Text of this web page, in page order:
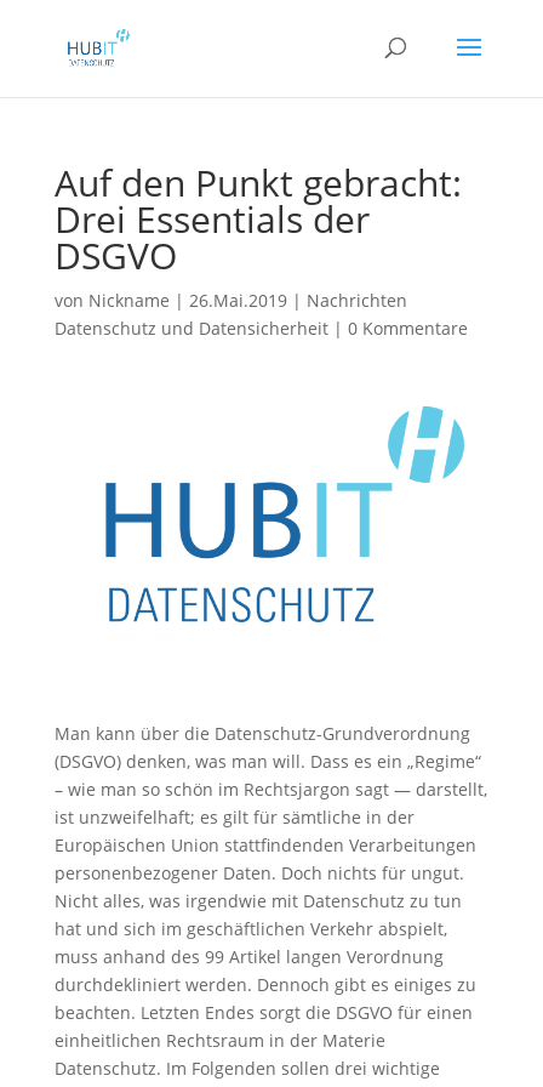
Auf den Punkt gebracht:
Drei Essentials der
DSGVO
von Nickname | 26.Mai.2019| Nachrichten
Datenschutz und Datensicherheit| 0 Kommentare
Man kann über die Datenschutz-Grundverordnung
(DSGVO) denken, was man will. Dass es ein „Regime“
– wie man so schön im Rechtsjargon sagt — darstellt,
ist unzweifelhaft; es gilt für sämtliche in der
Europäischen Union stattfindenden Verarbeitungen
personenbezogener Daten. Doch nichts für ungut.
Nicht alles, was irgendwie mit Datenschutz zu tun
hat und sich im geschäftlichen Verkehr abspielt,
muss anhand des 99 Artikel langen Verordnung
durchdekliniert werden. Dennoch gibt es einiges zu
beachten. Letzten Endes sorgt die DSGVO für einen
einheitlichen Rechtsraum in der Materie
Datenschutz. Im Folgenden sollen drei wichtige